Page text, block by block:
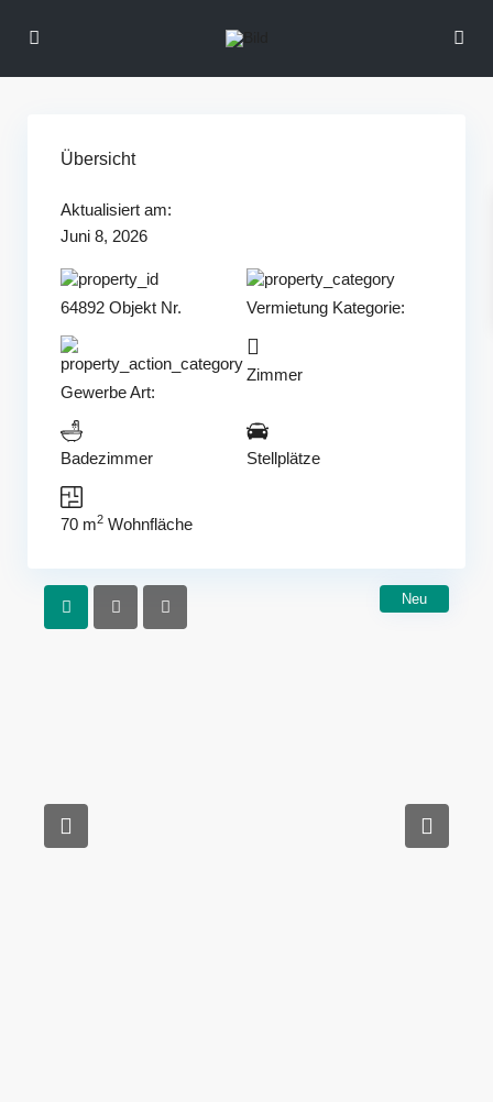
Übersicht
Aktualisiert am:
Juni 8, 2026
64892 Objekt Nr. Vermietung Kategorie:
GewerbeArt:
Zimmer
Badezimmer Stellplätze
70 m2 Wohnfläche
Neu